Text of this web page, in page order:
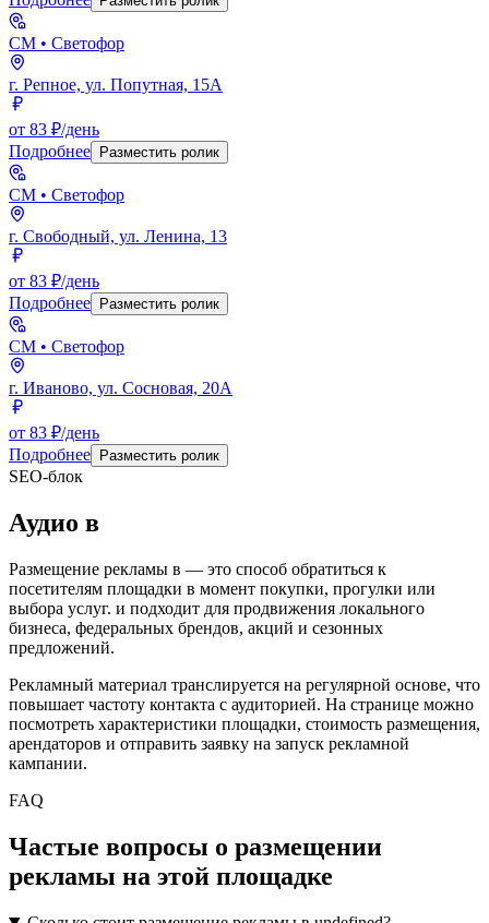
СМ • Светофор
г. Репное, ул. Попутная, 15А
от 83 ₽/день
Подробнее
Разместить ролик
СМ • Светофор
г. Свободный, ул. Ленина, 13
от 83 ₽/день
Подробнее
Разместить ролик
СМ • Светофор
г. Иваново, ул. Сосновая, 20А
от 83 ₽/день
Подробнее
Разместить ролик
SEO-блок
Аудио в
Размещение рекламы в — это способ обратиться к
посетителям площадки в момент покупки, прогулки или
выбора услуг. и подходит для продвижения локального
бизнеса, федеральных брендов, акций и сезонных
предложений.
Рекламный материал транслируется на регулярной основе, что
повышает частоту контакта с аудиторией. На странице можно
посмотреть характеристики площадки, стоимость размещения,
арендаторов и отправить заявку на запуск рекламной
кампании.
FAQ
Частые вопросы о размещении
рекламы на этой площадке